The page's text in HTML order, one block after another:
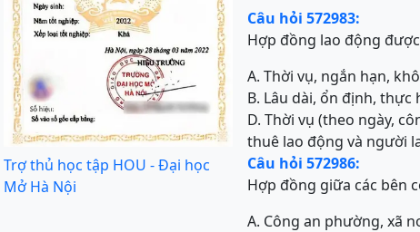
Trợ thủ học tập HOU - Đại học
Mở Hà Nội
Câu hỏi 572983:
Hợp đồng lao động
A. Thời vụ, ngắn hạn,
B. Lâu dài, ổn định, thực
D. Thời vụ (theo ngày,
thuê lao động và người
Câu hỏi 572986:
Hợp đồng giữa các bên
A. Công an phường, xã